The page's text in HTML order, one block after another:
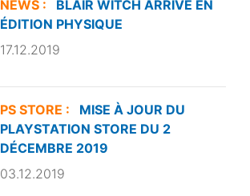
NEWS :
BLAIR WITCH ARRIVE EN
ÉDITION PHYSIQUE
17.12.2019
PS STORE :
MISE À JOUR DU
PLAYSTATION STORE DU 2
DÉCEMBRE 2019
03.12.2019